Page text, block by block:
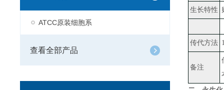
ATCC原装细胞系
查看全部产品
生长特性
传代方法
备注